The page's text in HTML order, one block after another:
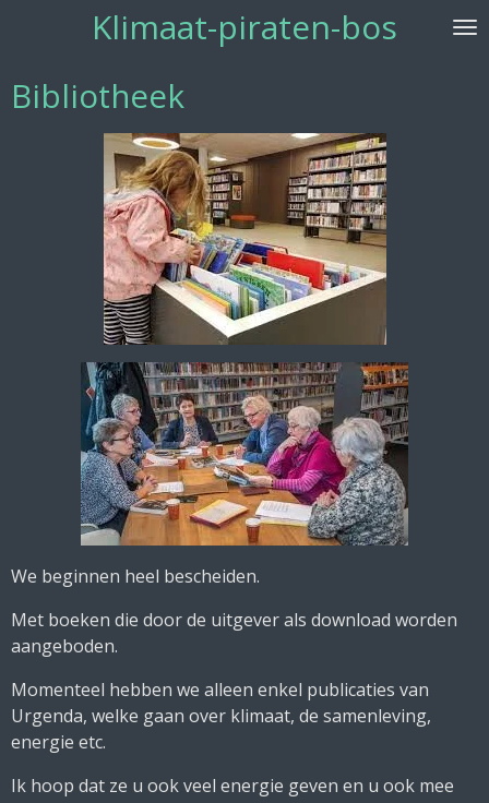
de
Klimaat-piraten-bos
Bibliotheek
We beginnen heel bescheiden.
Met boeken die door de uitgever als download worden
aangeboden.
Momenteel hebben we alleen enkel publicaties van
Urgenda, welke gaan over klimaat, de samenleving,
energie etc.
Ik hoop dat ze u ook veel energie geven en u ook mee